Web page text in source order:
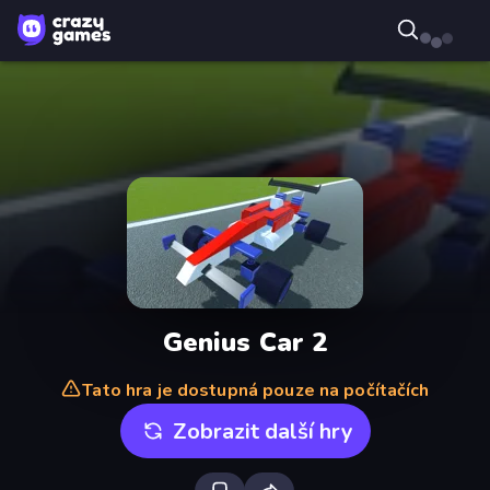
Genius Car 2
Tato hra je dostupná pouze na počítačích
Zobrazit další hry